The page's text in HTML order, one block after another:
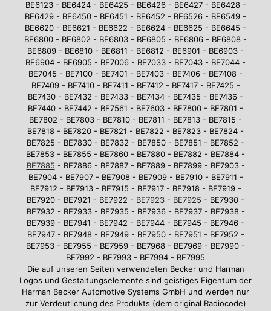
BE6123 - BE6424 - BE6425 - BE6426 - BE6427 - BE6428 -
BE6429 - BE6450 - BE6451 - BE6452 - BE6526 - BE6549 -
BE6620 - BE6621 - BE6622 - BE6624 - BE6625 - BE6645 -
BE6800 - BE6802 - BE6803 - BE6805 - BE6806 - BE6808 -
BE6809 - BE6810 - BE6811 - BE6812 - BE6901 - BE6903 -
BE6904 - BE6905 - BE7006 - BE7033 - BE7043 - BE7044 -
BE7045 - BE7100 - BE7401 - BE7403 - BE7406 - BE7408 -
BE7409 - BE7410 - BE7411 - BE7412 - BE7417 - BE7425 -
BE7430 - BE7432 - BE7433 - BE7434 - BE7435 - BE7436 -
BE7440 - BE7442 - BE7561 - BE7603 - BE7800 - BE7801 -
BE7802 - BE7803 - BE7810 - BE7811 - BE7813 - BE7815 -
BE7818 - BE7820 - BE7821 - BE7822 - BE7823 - BE7824 -
BE7825 - BE7830 - BE7832 - BE7850 - BE7851 - BE7852 -
BE7853 - BE7855 - BE7860 - BE7880 - BE7882 - BE7884 -
BE7885 - BE7886 - BE7887 - BE7889 - BE7899 - BE7903 -
BE7904 - BE7907 - BE7908 - BE7909 - BE7910 - BE7911 -
BE7912 - BE7913 - BE7915 - BE7917 - BE7918 - BE7919 -
BE7920 - BE7921 - BE7922 - BE7923 - BE7925 - BE7930 -
BE7932 - BE7933 - BE7935 - BE7936 - BE7937 - BE7938 -
BE7939 - BE7941 - BE7942 - BE7944 - BE7945 - BE7946 -
BE7947 - BE7948 - BE7949 - BE7950 - BE7951 - BE7952 -
BE7953 - BE7955 - BE7959 - BE7968 - BE7969 - BE7990 -
BE7992 - BE7993 - BE7994 - BE7995
Die auf unseren Seiten verwendeten Becker und Harman
Logos und Gestaltungselemente sind geistiges Eigentum der
Harman Becker Automotive Systems GmbH und werden nur
zur Verdeutlichung des Produkts (dem original Radiocode)